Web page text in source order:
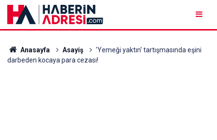
Anasayfa Asayiş
'Yemeği yaktın' tartışmasında eşini
darbeden kocaya para cezası!